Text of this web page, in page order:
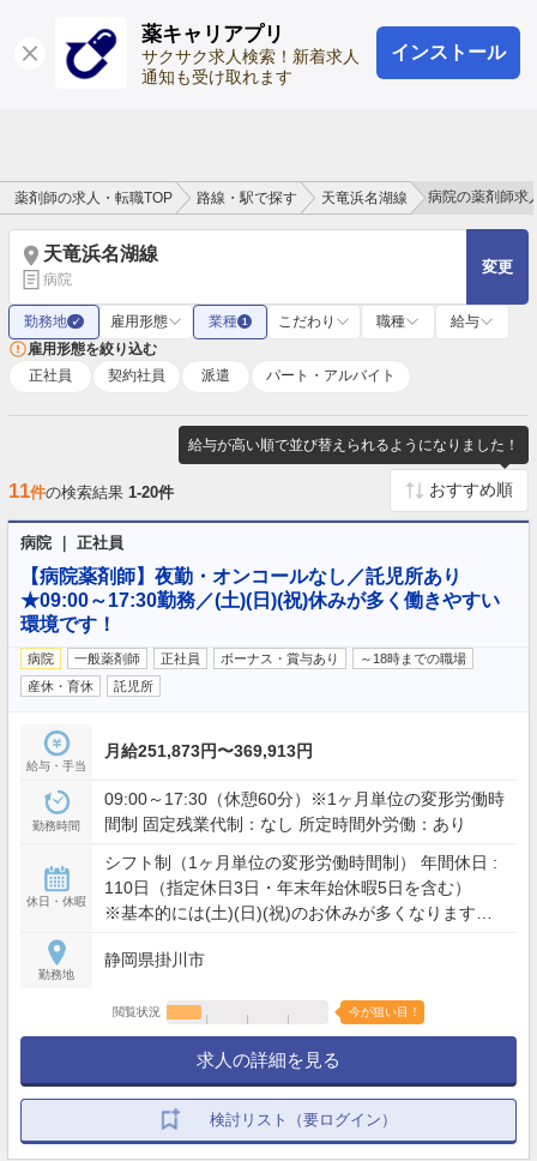
薬キャリアプリ
サクサク求人検索！新着求人
通知も受け取れます
インストール
ログイン 会員登録
薬剤師の求人・転職TOP 路線・駅で探す 天竜浜名湖線 病院の薬剤師求
天竜浜名湖線
病院
変更
勤務地 ✓ 雇用形態 業種 1 こだわり 職種
給与
雇用形態を絞り込む
正社員
契約社員 派遣 パート・アルバイト
給与が高い順で並び替えられるようになりました！
11件の検索結果 1-20件
病院 ｜ 正社員
【病院薬剤師】夜勤・オンコールなし／託児所あり
★09:00～17:30勤務／(土)(日)(祝)休みが多く働きやすい
環境です！
病院 一般薬剤師 正社員 ボーナス・賞与あり
～18時までの職場
産休・育休
託児所
給与・手当
月給251,873円〜369,913円
勤務時間
09:00～17:30（休憩60分）※1ヶ月単位の変形労働時
間制 固定残業代制：なし 所定時間外労働：あり
休日・休暇
シフト制（1ヶ月単位の変形労働時間制） 年間休日 :
110日（指定休日3日・年末年始休暇5日を含む）
※基本的には(土)(日)(祝)のお休みが多くなります。
前産後休暇（取得実績あり） 育児休暇（取得実績あ
勤務地
静岡県掛川市
閲覧状況 今が狙い目！
求人の詳細を見る
検討リスト（要ログイン）